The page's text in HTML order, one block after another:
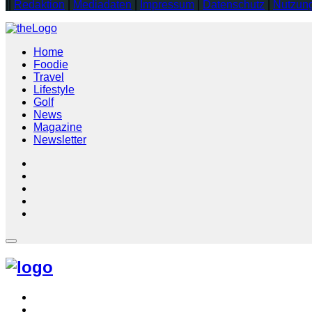
Redaktion Mediadaten Impressum Datenschutz
Home
Foodie
Travel
Lifestyle
Golf
News
Magazine
Newsletter